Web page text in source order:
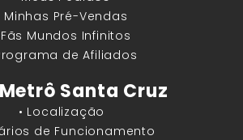
Minhas Pré-Vendas
Fãs Mundos Infinitos
de Afiliados
Santa Cruz
• Localização
de Funcionamento